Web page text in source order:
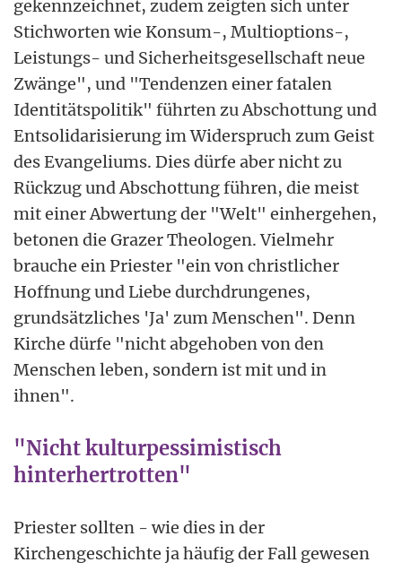
gekennzeichnet, zudem zeigten sich unter
Stichworten wie Konsum-, Multioptions-,
Leistungs- und Sicherheitsgesellschaft neue
Zwänge", und "Tendenzen einer fatalen
Identitätspolitik" führten zu Abschottung und
Entsolidarisierung im Widerspruch zum Geist
des Evangeliums. Dies dürfe aber nicht zu
Rückzug und Abschottung führen, die meist
mit einer Abwertung der "Welt" einhergehen,
betonen die Grazer Theologen. Vielmehr
brauche ein Priester "ein von christlicher
Hoffnung und Liebe durchdrungenes,
grundsätzliches 'Ja' zum Menschen". Denn
Kirche dürfe "nicht abgehoben von den
Menschen leben, sondern ist mit und in
ihnen".
"Nicht kulturpessimistisch
hinterhertrotten"
Priester sollten - wie dies in der
Kirchengeschichte ja häufig der Fall gewesen